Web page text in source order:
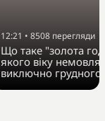
12:21 • 8508 перегляди
Що таке "золота
якого віку немовля
виключно